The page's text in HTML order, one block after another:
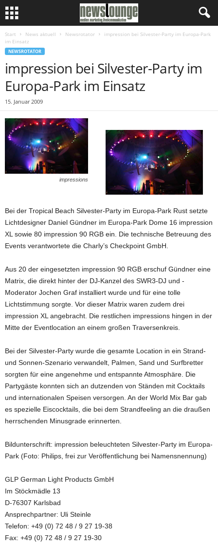
Start News aktuell Newsrotator
impression bei Silvester-Party im Europa-Park
im Einsatz
NEWSROTATOR
impression bei Silvester-Party im
Europa-Park im Einsatz
15. Januar 2009
impressions
Bei der Tropical Beach Silvester-Party im Europa-Park Rust setzte
Lichtdesigner Daniel Gündner im Europa-Park Dome 16 impression
XL sowie 80 impression 90 RGB ein. Die technische Betreuung des
Events verantwortete die Charly’s Checkpoint GmbH.
Aus 20 der eingesetzten impression 90 RGB erschuf Gündner eine
Matrix, die direkt hinter der DJ-Kanzel des SWR3-DJ und -
Moderator Jochen Graf installiert wurde und für eine tolle
Lichtstimmung sorgte. Vor dieser Matrix waren zudem drei
impression XL angebracht. Die restlichen impressions hingen in der
Mitte der Eventlocation an einem großen Traversenkreis.
Bei der Silvester-Party wurde die gesamte Location in ein Strand-
und Sonnen-Szenario verwandelt, Palmen, Sand und Surfbretter
sorgten für eine angenehme und entspannte Atmosphäre. Die
Partygäste konnten sich an dutzenden von Ständen mit Cocktails
und internationalen Speisen versorgen. An der World Mix Bar gab
es spezielle Eiscocktails, die bei dem Strandfeeling an die draußen
herrschenden Minusgrade erinnerten.
Bildunterschrift: impression beleuchteten Silvester-Party im Europa-
Park (Foto: Philips, frei zur Veröffentlichung bei Namensnennung)
GLP German Light Products GmbH
Im Stöckmädle 13
D-76307 Karlsbad
Ansprechpartner: Uli Steinle
Telefon: +49 (0) 72 48 / 9 27 19-38
Fax: +49 (0) 72 48 / 9 27 19-30